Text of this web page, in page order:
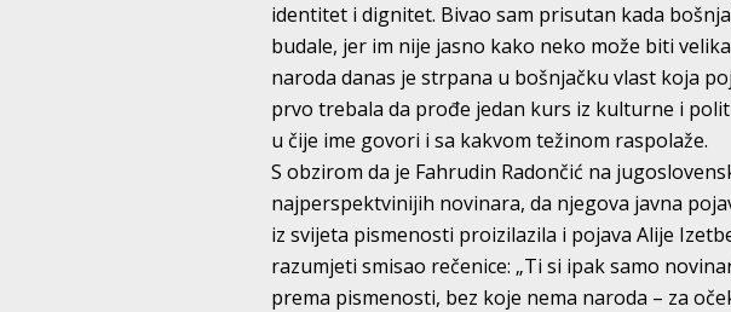
identitet i dignitet. Bivao sam prisutan kada
budale, jer im nije jasno kako neko može biti
naroda danas je strpana u bošnjačku vlast koja
prvo trebala da prođe jedan kurs iz kulturne i
u čije ime govori i sa kakvom težinom raspolaže.
S obzirom da je Fahrudin Radončić na
najperspektvinijih novinara, da njegova javna
iz svijeta pismenosti proizilazila i pojava Alije
razumjeti smisao rečenice: „Ti si ipak samo
prema pismenosti, bez koje nema naroda – za